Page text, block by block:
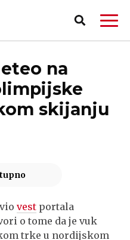
na
skijanju
vest portala
o tome da je vuk
trke u nordijskom